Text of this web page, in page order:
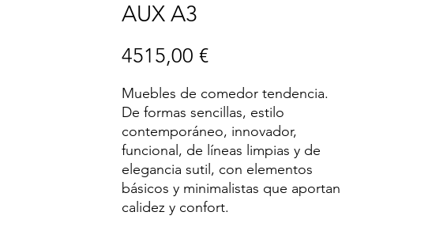
AUX A3
4515,00 €Precio
Muebles de comedor tendencia.
De formas sencillas, estilo
contemporáneo, innovador,
funcional, de líneas limpias y de
elegancia sutil, con elementos
básicos y minimalistas que aportan
calidez y confort.